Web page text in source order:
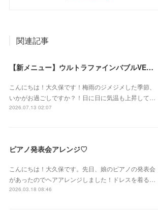
関連記事
【新メニュー】ウルトラファインバブルVEENA始めました！
こんにちは！大久保です！梅雨のジメジメした季節、
いかがお過ごしですか？！日に日に気温も上昇して…
2026.07.13 02:07
ピアノ発表会アレンジ♡
こんにちは！大久保です。先日、娘のピアノの発表会
があったのでヘアアレンジしました！ドレスを着る…
2026.03.18 08:46